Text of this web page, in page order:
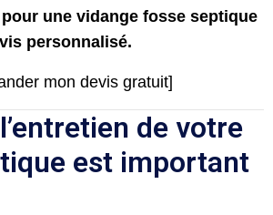
une vidange fosse septique
personnalisé.
mon devis gratuit]
de votre
est important